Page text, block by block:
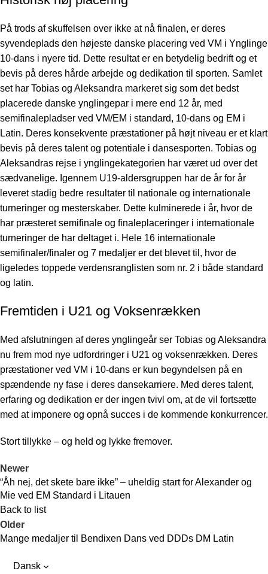
På trods af skuffelsen over ikke at nå finalen, er deres
syvendeplads den højeste danske placering ved VM i Ynglinge
10-dans i nyere tid. Dette resultat er en betydelig bedrift og et
bevis på deres hårde arbejde og dedikation til sporten. Samlet
set har Tobias og Aleksandra markeret sig som det bedst
placerede danske ynglingepar i mere end 12 år, med
semifinalepladser ved VM/EM i standard, 10-dans og EM i
Latin. Deres konsekvente præstationer på højt niveau er et klart
bevis på deres talent og potentiale i dansesporten. Tobias og
Aleksandras rejse i ynglingekategorien har været ud over det
sædvanelige. Igennem U19-aldersgruppen har de år for år
leveret stadig bedre resultater til nationale og internationale
turneringer og mesterskaber. Dette kulminerede i år, hvor de
har præsteret semifinale og finaleplaceringer i internationale
turneringer de har deltaget i. Hele 16 internationale
semifinaler/finaler og 7 medaljer er det blevet til, hvor de
ligeledes toppede verdensranglisten som nr. 2 i både standard
og latin.
Fremtiden i U21 og Voksenrækken
Med afslutningen af deres ynglingeår ser Tobias og Aleksandra
nu frem mod nye udfordringer i U21 og voksenrækken. Deres
præstationer ved VM i 10-dans er kun begyndelsen på en
spændende ny fase i deres dansekarriere. Med deres talent,
erfaring og dedikation er der ingen tvivl om, at de vil fortsætte
med at imponere og opnå succes i de kommende konkurrencer.
Stort tillykke – og held og lykke fremover.
Newer
“Åh nej, det skete bare ikke” – uheldig start for Alexander og
Mie ved EM Standard i Litauen
Back to list
Older
Mange medaljer til Bendixen Dans ved DDDs DM Latin
Dansk